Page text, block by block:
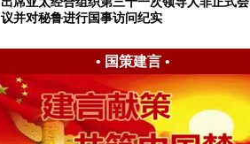
议并对秘鲁进行国事访问纪实
• 国策建言•